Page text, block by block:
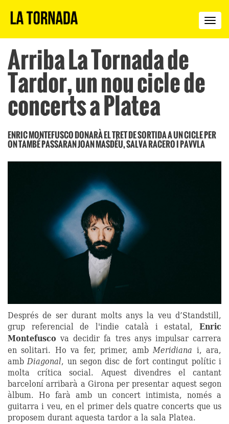
La
Arriba La Tornada de
Tardor, un nou cicle de
concerts a Platea
ENRIC MONTEFUSCO DONARÀ EL TRET DE SORTIDA A UN CICLE PER
ON TAMBÉ PASSARAN JOAN MASDÉU, SALVA RACERO I PAVVLA
Després de ser durant molts anys la veu d’Standstill,
grup referencial de l'indie català i estatal, Enric
Montefusco va decidir fa tres anys impulsar carrera
en solitari. Ho va fer, primer, ambMeridiana i, ara,
ambDiagonal, un segon disc de fort contingut polític i
molta crítica social. Aquest divendres el cantant
barceloní arribarà a Girona per presentar aquest segon
àlbum. Ho farà amb un concert intimista, només a
guitarra i veu, en el primer dels quatre concerts que us
proposem durant aquesta tardor a la sala Platea.